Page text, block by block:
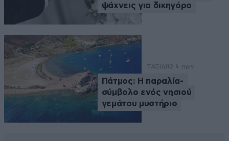
ψάχνεις για δικηγόρο
ΤΑΞΙΔΙ 12 λ. πριν
Πάτμος: Η παραλία-
σύμβολο ενός νησιού
γεμάτου μυστήριο